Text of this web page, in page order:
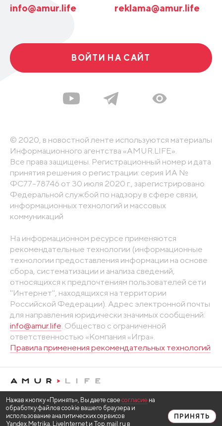
info@amur.life reklama@amur.life
ВОЙТИ НА САЙТ
© 2020, в новостной ленте используются материалы
Информационного агентства «AMUR.LIFE».
Все права защищены. Регистрационный номер и дата
принятия решения о регистрации: серия ИА №
ФС77-78746 от 30 июля 2020 г., зарегистрировано
Федеральной службой по надзору в сфере связи,
информационных технологий и массовых
коммуникаций
На информационном ресурсе применяются
рекомендательные технологии (информационные
технологии предоставления информации на основе
сбора, систематизации и анализа сведений,
относящихся к предпочтениям пользователей сети
"Интернет", находящихся на территории
Российской Федерации). Адрес электронной почты
для направления юридически значимых сообщений:
info@amur.life. Общество с ограниченной
ответственностью «Компания «Игра».
Правила применения рекомендательных технологий
Нажав кнопку «Принять», Вы даете свое согласие на
обработку файлов cookie вашего браузера и
использование аналитических сервисов
Yandex.Metrika, LiveInternet и Top.mail.ru в
ПРИНЯТЬ